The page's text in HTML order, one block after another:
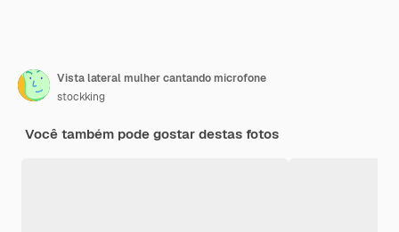
Vista lateral mulher cantando microfone
stockking
Você também pode gostar destas fotos